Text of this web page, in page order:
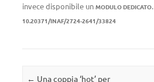
invece disponibile un MODULO DEDICATO.
10.20371/INAF/2724-2641/33824
Navigazione articolo
← Una coppia ‘hot’ per